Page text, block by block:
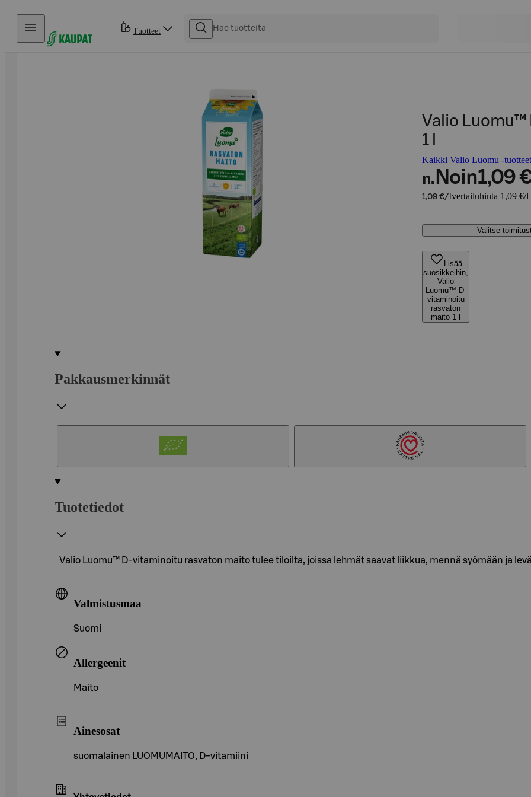
Hyppää sisältöön
Tuotteet
Valio
1 l
Kaikki Valio Luomu -tuotteet
n. Noin1,09
1,09 €/l vertailuhinta 1,09 €/l
Valitse
Lisää
suosikkeihin,
Valio
Luomu™ D-
vitaminoitu
rasvaton
maito 1 l
Pakkausmerkinnät
Tuotetiedot
Valio Luomu™ D-vitaminoitu rasvaton maito tulee tiloilta, joissa lehmät saavat liikkua, mennä syömään ja
Valmistusmaa
Suomi
Allergeenit
Maito
Ainesosat
suomalainen LUOMUMAITO, D-vitamiini